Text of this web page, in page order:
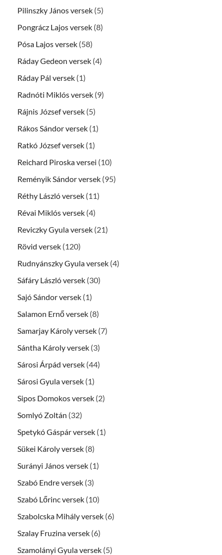
Pilinszky János versek (5)
Pongrácz Lajos versek (8)
Pósa Lajos versek (58)
Ráday Gedeon versek (4)
Ráday Pál versek (1)
Radnóti Miklós versek (9)
Rájnis József versek (5)
Rákos Sándor versek (1)
Ratkó József versek (1)
Reichard Piroska versei (10)
Reményik Sándor versek (95)
Réthy László versek (11)
Révai Miklós versek (4)
Reviczky Gyula versek (21)
Rövid versek (120)
Rudnyánszky Gyula versek (4)
Sáfáry László versek (30)
Sajó Sándor versek (1)
Salamon Ernő versek (8)
Samarjay Károly versek (7)
Sántha Károly versek (3)
Sárosi Árpád versek (44)
Sárosi Gyula versek (1)
Sipos Domokos versek (2)
Somlyó Zoltán (32)
Spetykó Gáspár versek (1)
Sükei Károly versek (8)
Surányi János versek (1)
Szabó Endre versek (3)
Szabó Lőrinc versek (10)
Szabolcska Mihály versek (6)
Szalay Fruzina versek (6)
Szamolányi Gyula versek (5)